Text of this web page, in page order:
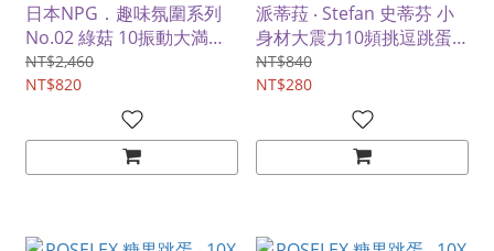
日本NPG．趣味氛圍系列
No.02 綠菇 10振動大満足
がよ左右に曲按摩器
NT$2,460
NT$820
派蒂菈 ‧ Stefan 史蒂芬 小
身材大震力10頻挑逗跳蛋-
粉紅 ﹝親膚舒適+快捷充電
+小巧靜音﹞
NT$840
NT$280